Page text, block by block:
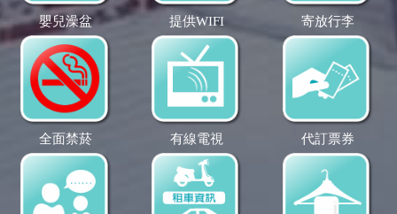
嬰兒澡盆 提供WIFI 寄放行李
全面禁菸 有線電視 代訂票券